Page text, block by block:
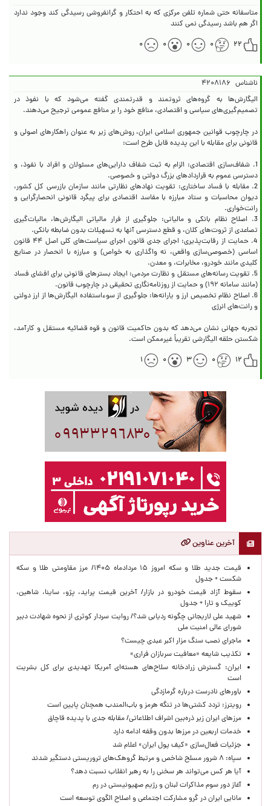
متاسفانه حتی شماره تلفن مرکزی که به احتکار و گرانفروشی رسیدگی کند وجود ندارد
اگر هم باشد رسیدگی نمی کنند
۲۲
۰ ۰ ۰ ۰
ناشناس ۴۲۰۸۱۸۶
الیگارش‌ها به گروه‌های ثروتمند و قدرتمندی گفته می‌شود که با نفوذ در
در چارچوب قوانین جمهوری اسلامی ایران، روش‌های زیر به عنوان راهکارهای اصولی و
1. شفاف‌سازی اقتصادی: الزام به ثبت شفاف دارایی‌های مسئولان و افراد با نفوذ، و
2. مقابله با فساد ساختاری: تقویت نهادهای نظارتی مانند سازمان بازرسی کل کشور،
دیوان محاسبات و ستاد مبارزه با مفاسد اقتصادی برای پیگرد قانونی انحصارگرایی و
3. اصلاح نظام بانکی و مالیاتی: جلوگیری از فرار مالیاتی الیگارش‌ها، مالیات‌گیری
4. حمایت از رقابت‌پذیری: اجرای جدی قانون اجرای سیاست‌های کلی اصل ۴۴ قانون
اساسی (خصوصی‌سازی واقعی، نه واگذاری به خواص) و مبارزه با انحصار در صنایع
5. تقویت رسانه‌های مستقل و نظارت مردمی: ایجاد بسترهای قانونی برای افشای فساد
6. اصلاح نظام تخصیص ارز و یارانه‌ها: جلوگیری از سوءاستفاده الیگارش‌ها از ارز دولتی
تجربه جهانی نشان می‌دهد که بدون حاکمیت قانون و قوه قضائیه مستقل و کارآمد،
شکستن حلقه الیگارشی تقریباً غیرممکن است.
۱۲
۰ ۳ ۰ ۱
آخرین عناوین
قیمت جدید طلا و سکه امروز ۱۵ مردادماه ۱۴۰۵/ مرز مقاومتی طلا و سکه
شکست + جدول
سقوط آزاد قیمت خودرو در بازار/ آخرین قیمت پراید، پژو، ساینا، شاهین،
کوییک و تارا + جدول
شهید علی لاریجانی چگونه ردیابی شد؟/ روایت سردار کوثری از نحوه شهادت دبیر
شورای عالی امنیت ملی
ماجرای نصب سنگ مزار اکبر عبدی چیست؟
تکذیب شایعه «معافیت سربازان فراری»
ایران: گسترش زرادخانه سلاح‌های هسته‌ای آمریکا تهدیدی برای کل بشریت
است
باورهای نادرست درباره گرمازدگی
رویترز: تردد کشتی‌ها در تنگه هرمز و باب‌المندب همچنان پایین است
مرزهای ایران زیر ذره‌بین اشراف اطلاعاتی/ مقابله جدی با پدیده قاچاق
خدمات اربعین در مرزها بدون وقفه ادامه دارد
جزئیات فعال‌سازی «کیف پول ایران» اعلام شد
سپاه: ۸ شرور مسلح شاخص و مرتبط گروهک‌های تروریستی دستگیر شدند
آیا هر کس می‌تواند هر سخنی را به رهبر انقلاب نسبت دهد؟
آغاز دور سوم مذاکرات لبنان و رژیم صهیونیستی در رم
مانایی ایران در گرو مشارکت اجتماعی و اصلاح الگوی توسعه است